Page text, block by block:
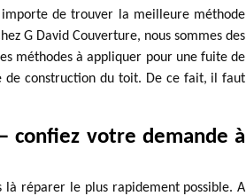
de trouver la meilleure méthode
G David Couverture, nous sommes des
méthodes à appliquer pour une fuite de
de construction du toit. De ce fait, il faut
confiez votre demande à
réparer le plus rapidement possible. A